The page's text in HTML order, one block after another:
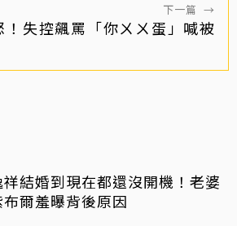
下一篇 →
！失控飆罵「你ㄨㄨ蛋」喊被
祥結婚到現在都還沒開機！老婆
布爾羞曝背後原因